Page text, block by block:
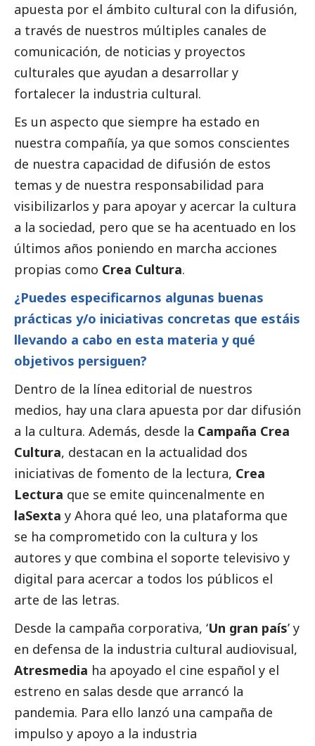
apuesta por el ámbito cultural con la difusión,
a través de nuestros múltiples canales de
comunicación, de noticias y proyectos
culturales que ayudan a desarrollar y
fortalecer la industria cultural.
Es un aspecto que siempre ha estado en
nuestra compañía, ya que somos conscientes
de nuestra capacidad de difusión de estos
temas y de nuestra responsabilidad para
visibilizarlos y para apoyar y acercar la cultura
a la sociedad, pero que se ha acentuado en los
últimos años poniendo en marcha acciones
propias como Crea Cultura.
¿Puedes especificarnos algunas buenas
prácticas y/o iniciativas concretas que estáis
llevando a cabo en esta materia y qué
objetivos persiguen?
Dentro de la línea editorial de nuestros
medios, hay una clara apuesta por dar difusión
a la cultura. Además, desde la Campaña Crea
Cultura, destacan en la actualidad dos
iniciativas de fomento de la lectura, Crea
Lectura que se emite quincenalmente en
laSexta y Ahora qué leo, una plataforma que
se ha comprometido con la cultura y los
autores y que combina el soporte televisivo y
digital para acercar a todos los públicos el
arte de las letras.
Desde la campaña corporativa, ‘Un gran país’ y
en defensa de la industria cultural audiovisual,
Atresmedia ha apoyado el cine español y el
estreno en salas desde que arrancó la
pandemia. Para ello lanzó una campaña de
impulso y apoyo a la industria